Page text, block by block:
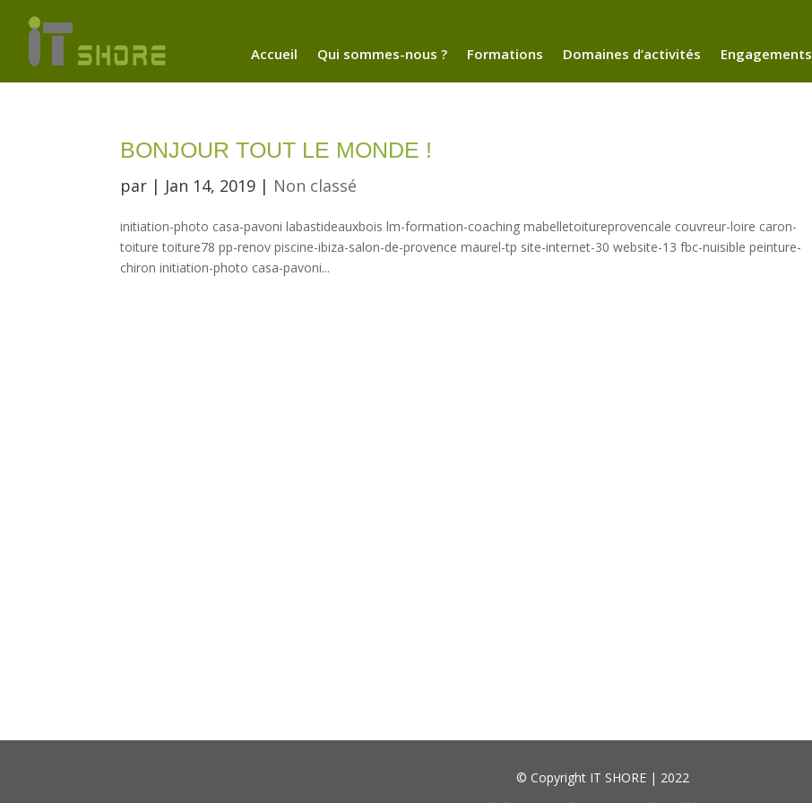
Accueil Qui sommes-nous ? Formations Domaines d’activités Engagements
BONJOUR TOUT LE MONDE !
par | Jan 14, 2019 | Non classé
initiation-photo casa-pavoni labastideauxbois lm-formation-coaching mabelletoitureprovencale couvreur-loire caron-
toiture toiture78 pp-renov piscine-ibiza-salon-de-provence maurel-tp site-internet-30 website-13 fbc-nuisible peinture-
chiron initiation-photo casa-pavoni...
© Copyright IT SHORE | 2022